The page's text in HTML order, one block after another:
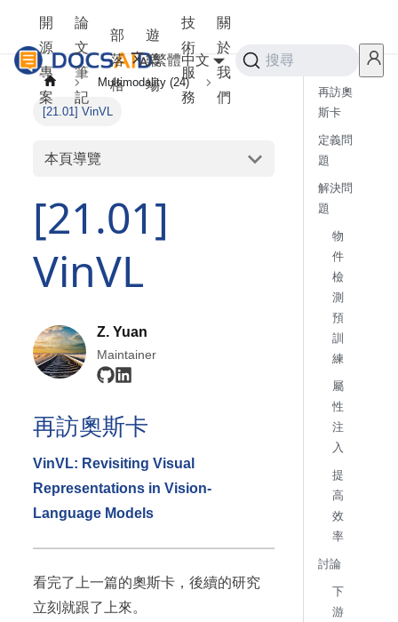
開
源
專
案
論
文
筆
記
部
落
格
遊
樂
場
技
術
服
務
關
於
我
們
繁體中文 搜尋
Multimodality (24)
[21.01] VinVL
本頁導覽
[21.01]
VinVL
Z. Yuan
Maintainer
再訪奧斯卡
VinVL: Revisiting Visual
Representations in Vision-
Language Models
看完了上一篇的奧斯卡，後續的研究
立刻就跟了上來。
再訪奧
斯卡
定義問
題
解決問
題
物
件
檢
測
預
訓
練
屬
性
注
入
提
高
效
率
討論
下
游